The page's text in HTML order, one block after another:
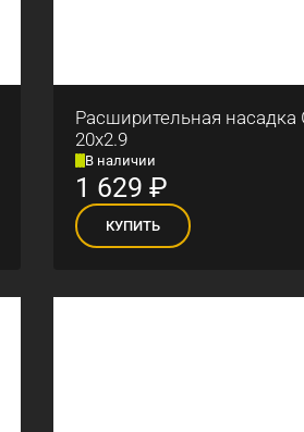
Расширительная насадка
20x2.9
В наличии
1 629 ₽
КУПИТЬ